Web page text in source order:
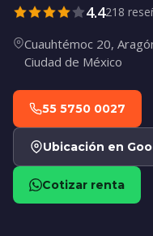
4.4218
Cuauhtémoc 20,
Ciudad de México
55 5750 0027
Ubicación en
Cotizar renta